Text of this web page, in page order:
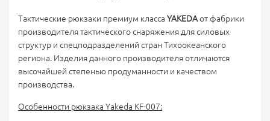
Тактические рюкзаки премиум класса YAKEDAот фабрики
производителя тактического снаряжения для силовых
структур и спецподразделений стран Тихоокеанского
региона. Изделия данного производителя отличаются
высочайшей степенью продуманности и качеством
производства.
Особенности рюкзака Yakeda KF-007: